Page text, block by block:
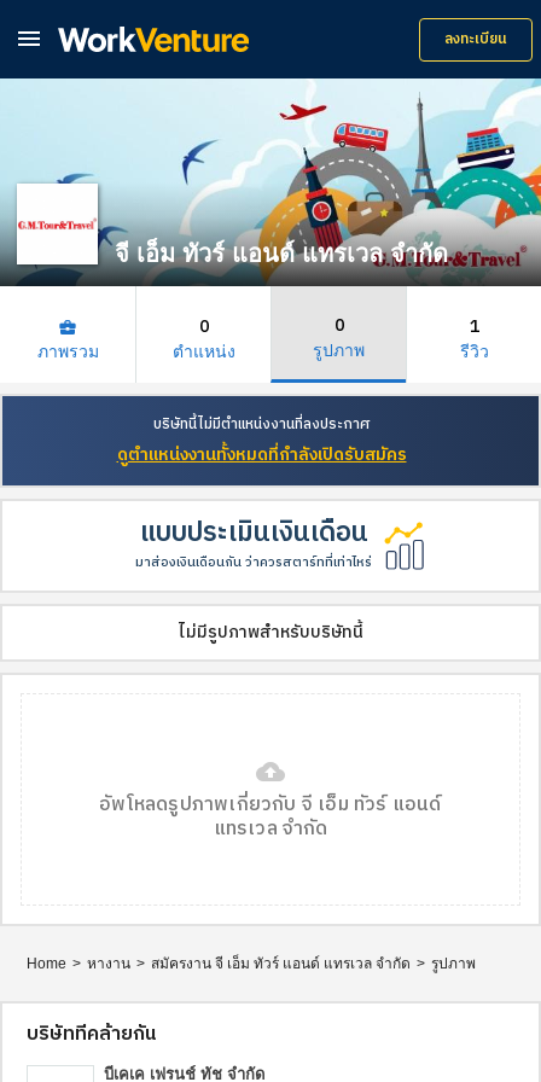
 ลงทะเบียน
จี เอ็ม ทัวร์ แอนด์ แทรเวล จำกัด
business_center
ภาพรวม
0
ตำแหน่ง
0
รูปภาพ
1
รีวิว
บริษัทนี้ไม่มีตำแหน่งงานที่ลงประกาศ
ดูตำแหน่งงานทั้งหมดที่กำลังเปิดรับสมัคร
แบบประเมินเงินเดือน
มาส่องเงินเดือนกัน ว่าควรสตาร์ทที่เท่าไหร่
ไม่มีรูปภาพสำหรับบริษัทนี้
cloud_upload
อัพโหลดรูปภาพเกี่ยวกับ จี เอ็ม ทัวร์ แอนด์
แทรเวล จำกัด
Home > หางาน > สมัครงาน จี เอ็ม ทัวร์ แอนด์ แทรเวล จำกัด > รูปภาพ
บริษัทที่คล้ายกัน
บีเคเค เฟรนช์ ทัช จำกัด